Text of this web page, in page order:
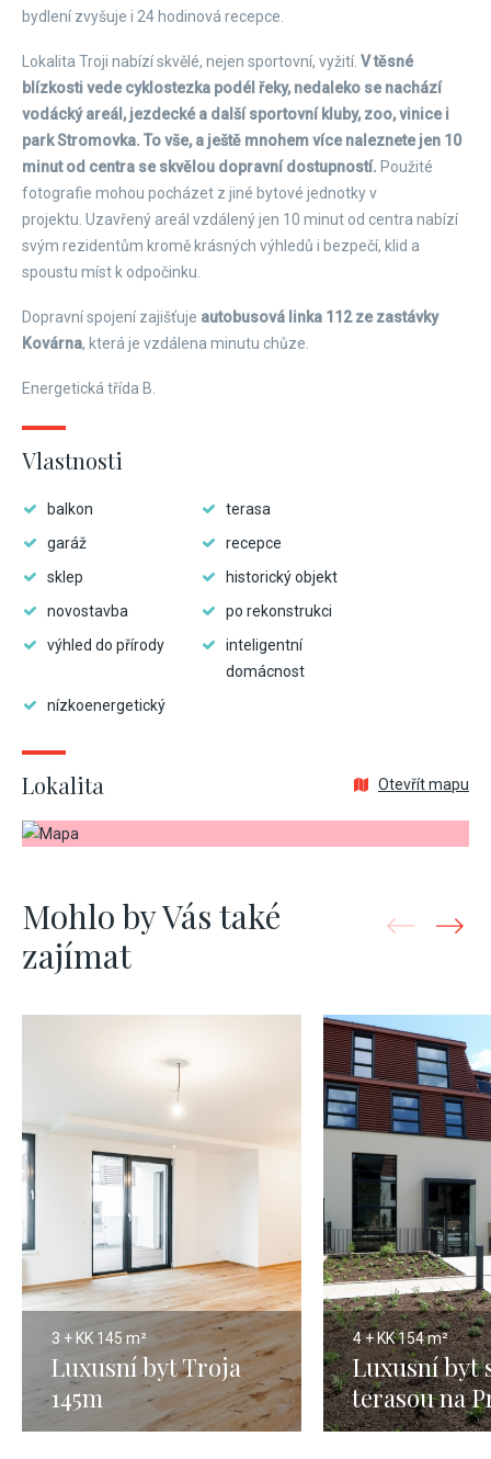
bydlení zvyšuje i 24 hodinová recepce.
Lokalita Troji nabízí skvělé, nejen sportovní, vyžití. V těsné
blízkosti vede cyklostezka podél řeky, nedaleko se nachází
vodácký areál, jezdecké a další sportovní kluby, zoo, vinice i
park Stromovka. To vše, a ještě mnohem více naleznete jen 10
minut od centra se skvělou dopravní dostupností. Použité
fotografie mohou pocházet z jiné bytové jednotky v
projektu. Uzavřený areál vzdálený jen 10 minut od centra nabízí
svým rezidentům kromě krásných výhledů i bezpečí, klid a
spoustu míst k odpočinku.
Dopravní spojení zajišťuje autobusová linka 112 ze zastávky
Kovárna, která je vzdálena minutu chůze.
Energetická třída B.
Vlastnosti
balkon
terasa
garáž
recepce
sklep
historický objekt
novostavba
po rekonstrukci
výhled do přírody
inteligentní
domácnost
nízkoenergetický
Lokalita Otevřít mapu
Mohlo by Vás také
zajímat
3 + KK 145 m²
Luxusní byt Troja
145m
4 + KK154 m²
Luxusní byt
terasou na